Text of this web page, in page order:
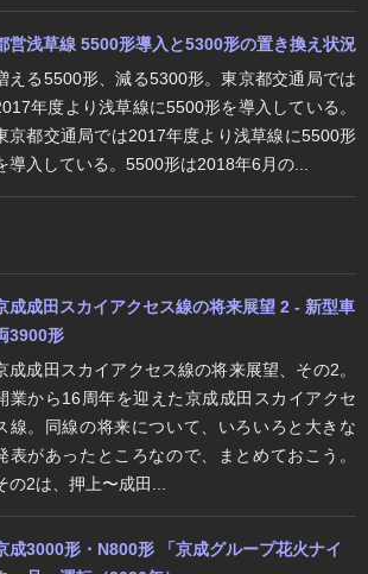
営浅草線 5500形導入と5300形の置き換え状況
える5500形、減る5300形。東京都交通局では
年度より浅草線に5500形を導入している。
京都交通局では2017年度より浅草線に5500形
導入している。5500形は2018年6月の...
成成田スカイアクセス線の将来展望 2 - 新型車
3900形
成成田スカイアクセス線の将来展望、その2。
業から16周年を迎えた京成成田スカイアクセ
線。同線の将来について、いろいろと大きな
表があったところなので、まとめておこう。
の2は、押上〜成田...
成3000形・N800形 「京成グループ花火ナイ